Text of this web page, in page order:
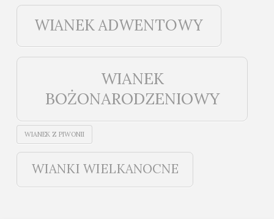
WIANEK ADWENTOWY
WIANEK
BOŻONARODZENIOWY
WIANEK Z PIWONII
WIANKI WIELKANOCNE